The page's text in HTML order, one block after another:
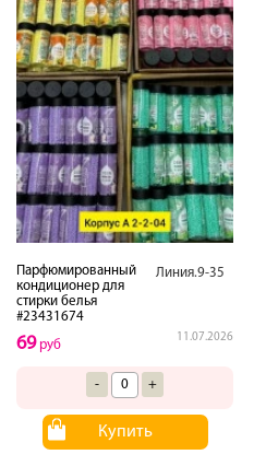
Парфюмированный
кондиционер для
стирки белья
#23431674
Линия.9-35
11.07.2026
69руб
- +
Купить